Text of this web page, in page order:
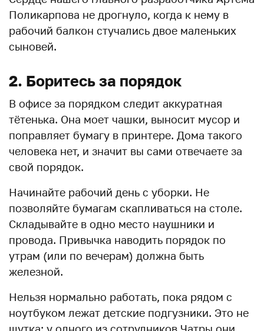
Поликарпова не дрогнуло, когда к нему в
рабочий балкон стучались двое маленьких
сыновей.
2. Боритесь за порядок
В офисе за порядком следит аккуратная
тётенька. Она моет чашки, выносит мусор и
поправляет бумагу в принтере. Дома такого
человека нет, и значит вы сами отвечаете за
свой порядок.
Начинайте рабочий день с уборки. Не
позволяйте бумагам скапливаться на столе.
Складывайте в одно место наушники и
провода. Привычка наводить порядок по
утрам (или по вечерам) должна быть
железной.
Нельзя нормально работать, пока рядом с
ноутбуком лежат детские подгузники. Это не